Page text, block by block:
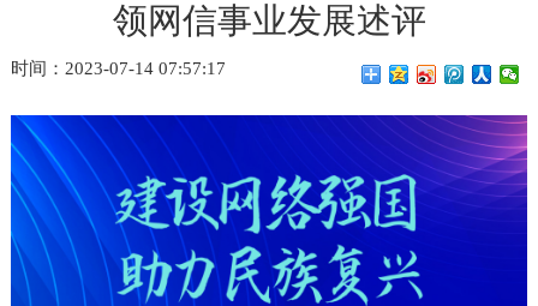
领网信事业发展述评
时间：2023-07-14 07:57:17